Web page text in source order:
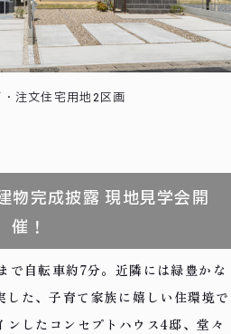
注文住宅用地2区画
物完成披露 現地見学会開
催！
で自転車約7分。近隣には緑豊かな
た、子育て家族に嬉しい住環境で
したコンセプトハウス4邸、堂々